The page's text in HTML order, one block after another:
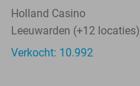
Holland Casino
Leeuwarden (+12 locaties)
Verkocht: 10.992